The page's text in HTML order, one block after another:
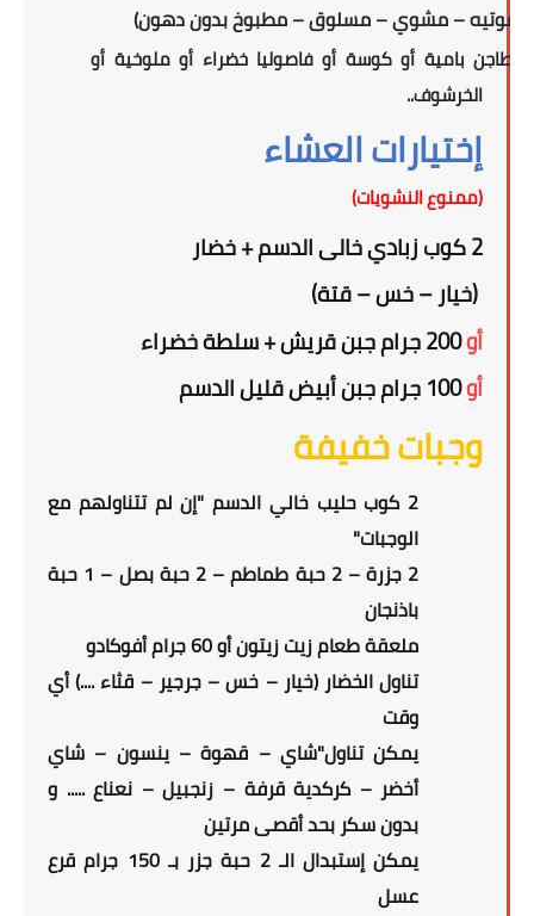
(سوتيه – مشوي – مسلوق – مطبوخ بدون دهون)
(طاجن بامية أو كوسة أو فاصوليا خضراء أو ملوخية أو
الخرشوف..
إختيارات العشاء
(ممنوع النشويات)
2كوب زبادي خالى الدسم+خضار
(خيار – خس – قتة)
أو2
00 جرام جبن قريش + سلطة خضراء
أو100 جرام جبن أبيض قليل الدسم
وجبات خفيفة
2 كوب حليب خالي الدسم "إن لم تتناولهم مع
الوجبات"
2 جزرة – 2 حبة طماطم – 2 حبة بصل – 1 حبة
باذنجان
ملعقة طعام زيت زيتون أو 60 جرام أفوكادو
تناول الخضار (خيار – خس – جرجير – قثاء ....) أي
وقت
يمكن تناول"شاي – قهوة – ينسون – شاي
أخضر – كركدية قرفة – زنجبيل – نعناع ..... و
بدون سكر بحد أقصى مرتين
يمكن إستبدال الـ 2 حبة جزر بـ 150 جرام قرع
عسل